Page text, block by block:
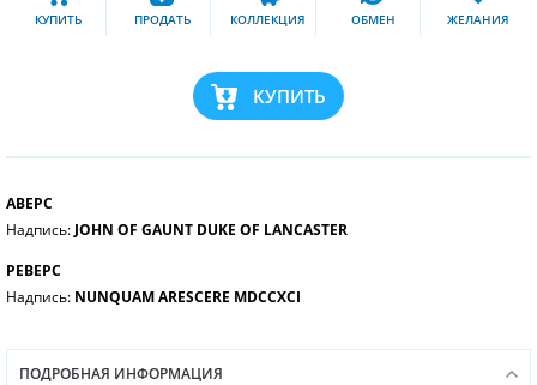
КУПИТЬ ПРОДАТЬ КОЛЛЕКЦИЯ ОБМЕН ЖЕЛАНИЯ
КУПИТЬ
АВЕРС
Надпись: JOHN OF GAUNT DUKE OF LANCASTER
РЕВЕРС
Надпись: NUNQUAM ARESCERE MDCCXCI
ПОДРОБНАЯ ИНФОРМАЦИЯ